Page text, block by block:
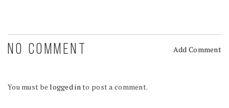
NO COMMENT Add Comment
You must belogged into post a comment.